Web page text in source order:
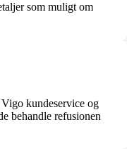
som muligt om
kundeservice og
behandle refusionen